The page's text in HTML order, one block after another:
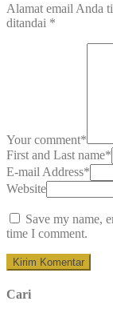
Alamat email Anda
ditandai *
Your comment*
First and Last name*
E-mail Address*
Website
Save my name,
time I comment.
Cari